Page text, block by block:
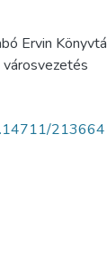
Ervin
213664